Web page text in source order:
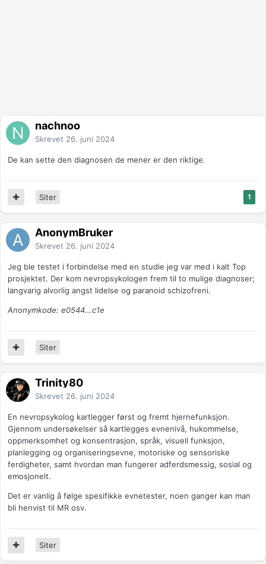
nachnoo
Skrevet 26. juni 2024
De kan sette den diagnosen de mener er den riktige.
1
Siter
AnonymBruker
Skrevet 26. juni 2024
Jeg ble testet i forbindelse med en studie jeg var med i kalt Top
prosjektet. Der kom nevropsykologen frem til to mulige diagnoser;
langvarig alvorlig angst lidelse og paranoid schizofreni.
Anonymkode: e0544...c1e
Siter
Trinity80
Skrevet 26. juni 2024
En nevropsykolog kartlegger først og fremt hjernefunksjon.
Gjennom undersøkelser så kartlegges evnenivå, hukommelse,
oppmerksomhet og konsentrasjon, språk, visuell funksjon,
planlegging og organiseringsevne, motoriske og sensoriske
ferdigheter, samt hvordan man fungerer adferdsmessig, sosial og
emosjonelt.
Det er vanlig å følge spesifikke evnetester, noen ganger kan man
bli henvist til MR osv.
Siter